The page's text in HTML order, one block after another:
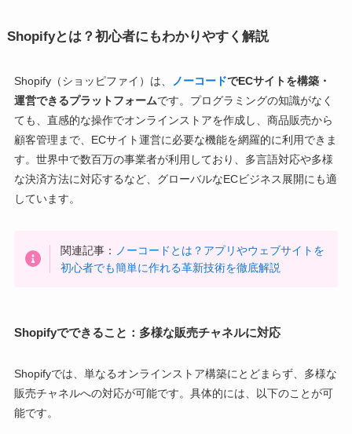
Shopifyとは？初心者にもわかりやすく解説
Shopify（ショッピファイ）は、 ノーコードでECサイトを構築・
運営できるプラットフォームです。プログラミングの知識がなく
ても、直感的な操作でオンラインストアを作成し、商品販売から
顧客管理まで、ECサイト運営に必要な機能を網羅的に利用できま
す。世界中で数百万の事業者が利用しており、多言語対応や多様
な決済方法に対応するなど、グローバルなECビジネス展開にも適
しています。
関連記事： ノーコードとは？アプリやウェブサイトを
初心者でも簡単に作れる革新技術を徹底解説
Shopifyでできること：多様な販売チャネルに対応
Shopifyでは、単なるオンラインストア構築にとどまらず、多様な
販売チャネルへの対応が可能です。具体的には、以下のことが可
能です。